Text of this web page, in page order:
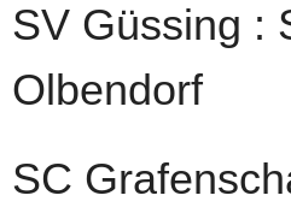
SV Güssing :
Olbendorf
SC